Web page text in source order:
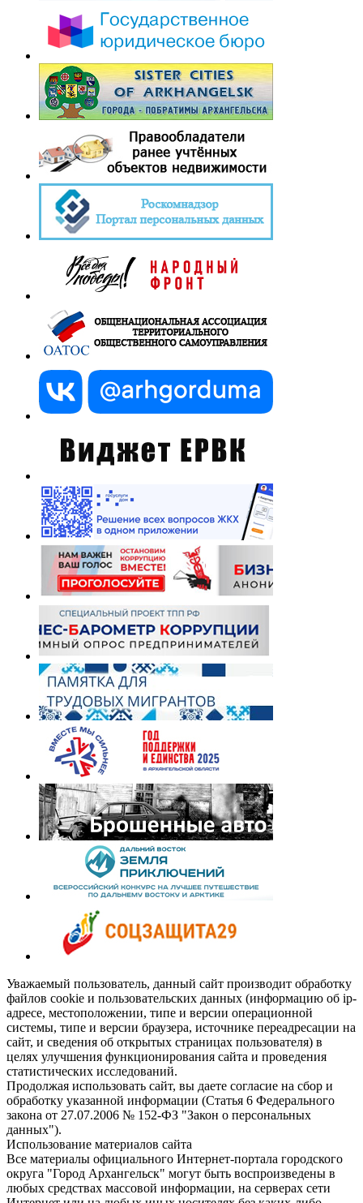
Уважаемый пользователь, данный сайт производит обработку
файлов cookie и пользовательских данных (информацию об ip-
адресе, местоположении, типе и версии операционной
системы, типе и версии браузера, источнике переадресации на
сайт, и сведения об открытых страницах пользователя) в
целях улучшения функционирования сайта и проведения
статистических исследований.
Продолжая использовать сайт, вы даете согласие на сбор и
обработку указанной информации (Статья 6 Федерального
закона от 27.07.2006 № 152-ФЗ "Закон о персональных
данных").
Использование материалов сайта
Все материалы официального Интернет-портала городского
округа "Город Архангельск" могут быть воспроизведены в
любых средствах массовой информации, на серверах сети